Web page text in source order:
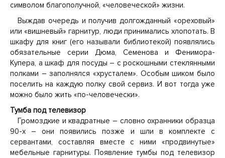
символом благополучной, «человеческой» жизни.
Выждав очередь и получив долгожданный «ореховый»
или «вишневый» гарнитур, люди принимались хлопотать. В
шкафу для книг (его называли библиотекой) появлялись
обязательные серии Дюма, Семенова и Фенимора-
Купера, а шкаф для посуды – с роскошными стеклянными
полками – заполнялся «хрусталем». Особым шиком было
поселить на каждую полку свой сервиз. И вот тогда уже
можно было жить «по-человечески».
Тумба под телевизор
Громоздкие и квадратные – словно охранники образца
90-х – они появились позже и шли в комплекте с
сервантами, составляя вместе с ними «продвинутые»
мебельные гарнитуры. Появление тумбы под телевизор